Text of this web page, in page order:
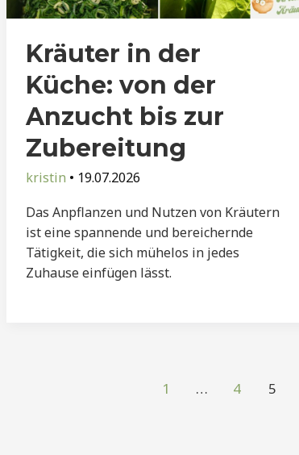
Kräuter in der
Küche: von der
Anzucht bis zur
Zubereitung
kristin • 19.07.2026
Das Anpflanzen und Nutzen von Kräutern
ist eine spannende und bereichernde
Tätigkeit, die sich mühelos in jedes
Zuhause einfügen lässt.
1 … 4 5